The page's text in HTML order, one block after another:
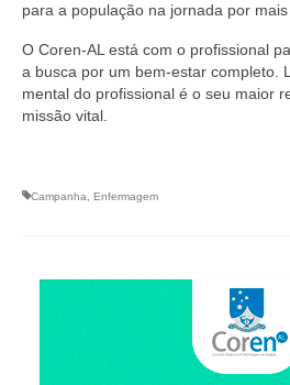
Portarias
Resoluções
Desagravo Público
Censura Pública
Procedimento para registro
para a população na jornada por mais
O Coren-AL está com o profissional
a busca por um bem-estar completo.
mental do profissional é o seu maior
missão vital.
Campanha Enfermagem